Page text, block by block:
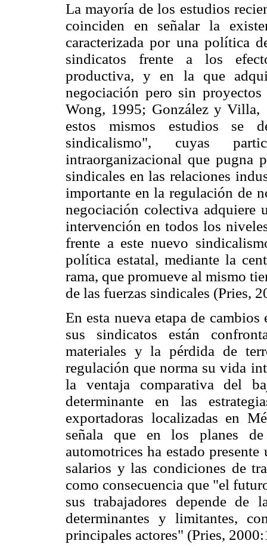
La mayoría de los estudios
coinciden en señalar la
caracterizada por una política
sindicatos frente a los
productiva, y en la que
negociación pero sin
Wong, 1995; González y
estos mismos estudios se
sindicalismo", cuyas
intraorganizacional que pugna
sindicales en las relaciones
importante en la regulación de
negociación colectiva adquiere
intervención en todos los
frente a este nuevo
política estatal, mediante la
rama, que promueve al mismo
de las fuerzas sindicales (Pries,
En esta nueva etapa de
sus sindicatos están
materiales y la pérdida de
regulación que norma su vida
la ventaja comparativa del
determinante en las
exportadoras localizadas en
señala que en los planes de
automotrices ha estado
salarios y las condiciones de
como consecuencia que "el
sus trabajadores depende de
determinantes y limitantes,
principales actores" (Pries,